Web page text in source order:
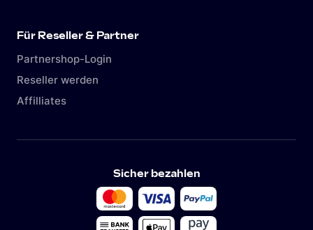
Für Reseller & Partner
Partnershop-Login
Reseller werden
Affilliates
Sicher bezahlen